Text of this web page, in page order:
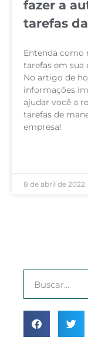
fazer a
tarefas
Entenda como
tarefas em sua
No artigo de
informações
ajudar você a
tarefas de
empresa!
8 de abril de 2022